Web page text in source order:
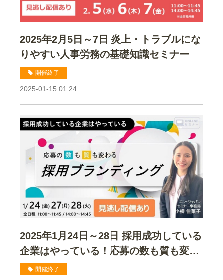
2025年2月5日～7日 炎上・トラブルにな
りやすい人事労務の基礎知識セミナー
開催終了
2025-01-15 01:24
2025年1月24日～28日 採用成功している
企業はやっている！応募の数も質も変わ
る採用ブランディングセミナー
開催終了